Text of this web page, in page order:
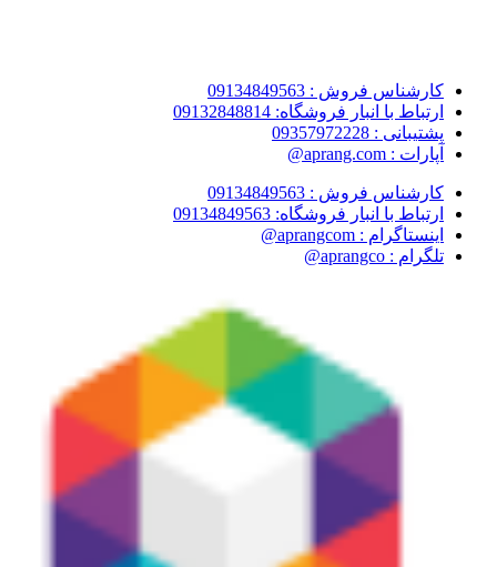
کارشناس فروش : 09134849563
ارتباط با انبار فروشگاه: 09132848814
پشتیبانی : 09357972228
آپارات : aprang.com@
کارشناس فروش : 09134849563
ارتباط با انبار فروشگاه: 09134849563
اینستاگرام : aprangcom@
تلگرام : aprangco@